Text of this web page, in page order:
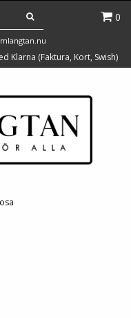
0
Klarna (Faktura, Kort, Swish)